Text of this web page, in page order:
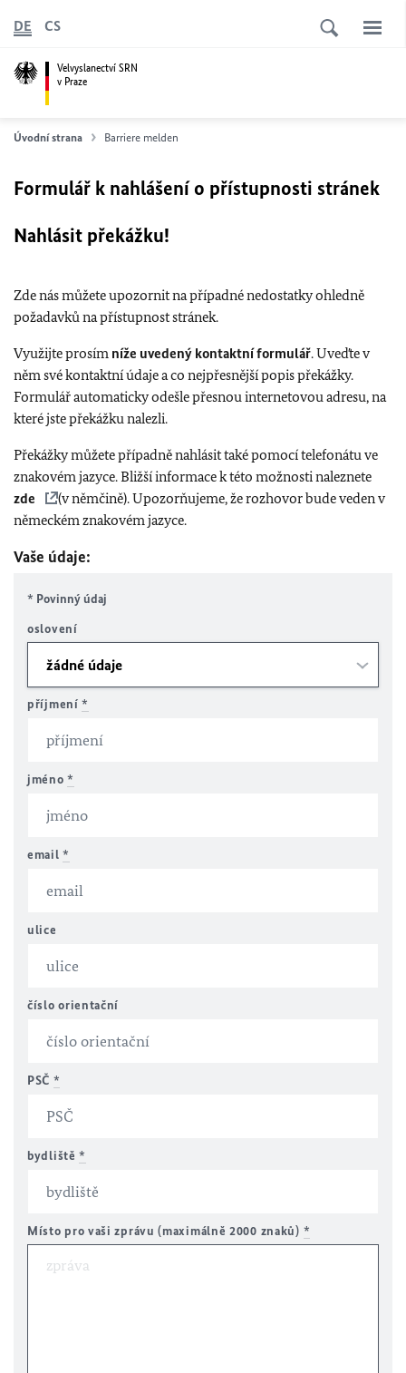
Velvyslanectví SRN
v Praze
DE CS
Úvodní strana Barriere melden
Formulář k nahlášení o přístupnosti stránek
Nahlásit překážku!
Zde nás můžete upozornit na případné nedostatky ohledně
požadavků na přístupnost stránek.
Využijte prosím níže uvedený kontaktní formulář. Uveďte v
něm své kontaktní údaje a co nejpřesnější popis překážky.
Formulář automaticky odešle přesnou internetovou adresu, na
které jste překážku nalezli.
Překážky můžete případně nahlásit také pomocí telefonátu ve
znakovém jazyce. Bližší informace k této možnosti naleznete
zde
(v němčině). Upozorňujeme, že rozhovor bude veden v
německém znakovém jazyce.
Vaše údaje:
* Povinný údaj
oslovení
příjmení*
jméno*
email*
ulice
číslo orientační
PSČ *
bydliště*
Místo pro vaši zprávu (maximálně 2000 znaků) *